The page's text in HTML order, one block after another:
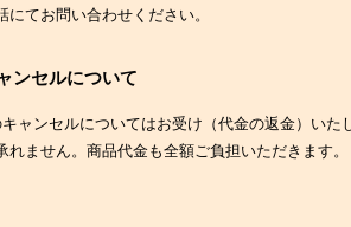
てお問い合わせください。
ンセルについて
ャンセルについてはお受け（代金の返金）いた
ません。商品代金も全額ご負担いただきます。